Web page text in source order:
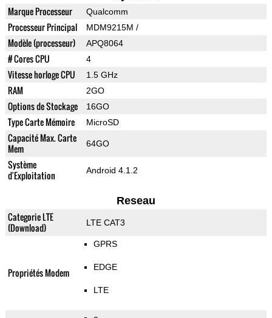
Marque Processeur Qualcomm
Processeur Principal MDM9215M /
Modèle (processeur) APQ8064
# Cores CPU 4
Vitesse horloge CPU 1.5 GHz
RAM 2GO
Options de Stockage 16GO
Type Carte Mémoire MicroSD
Capacité Max. Carte
Mem
64GO
Système
d'Exploitation
Android 4.1.2
Reseau
Categorie LTE
(Download)
LTE CAT3
Propriétés Modem
GPRS
EDGE
LTE